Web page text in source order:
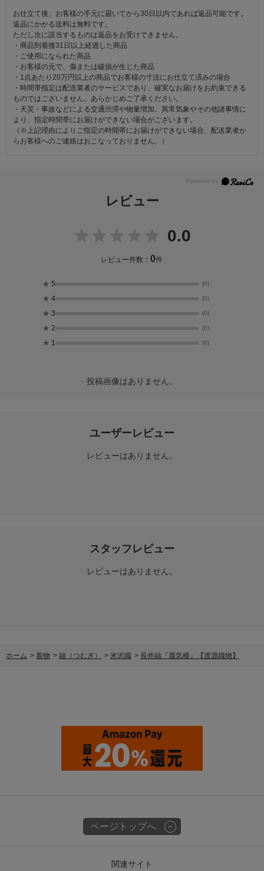
お仕立て後、お客様の手元に届いてから30日以内であれば返品可能です。
返品にかかる送料は無料です。
ただし次に該当するものは返品をお受けできません。
・商品到着後31日以上経過した商品
・ご使用になられた商品
・お客様の元で、傷または破損が生じた商品
・1点あたり20万円以上の商品でお客様の寸法にお仕立て済みの場合
・時間帯指定は配送業者のサービスであり、確実なお届けをお約束できる
ものではございません。あらかじめご了承ください。
・天災・事故などによる交通渋滞や物量増加、異常気象やその他諸事情に
より、指定時間帯にお届けができない場合がございます。
（※上記理由によりご指定の時間帯にお届けができない場合、配送業者か
らお客様へのご連絡はおこなっておりません。）
レビュー
0.0
レビュー件数：0件
★ 5 (0)
★ 4 (0)
★ 3 (0)
★ 2 (0)
★ 1 (0)
投稿画像はありません。
ユーザーレビュー
レビューはありません。
スタッフレビュー
レビューはありません。
ホーム > 着物 > 紬（つむぎ） > 米沢織 > 長井紬『蜃気楼』【渡源織物】
ページトップへ
関連サイト